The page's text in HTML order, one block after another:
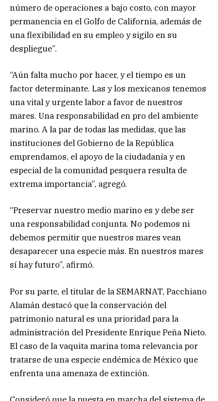
número de operaciones a bajo costo, con mayor
permanencia en el Golfo de California, además de
una flexibilidad en su empleo y sigilo en su
despliegue”.
“Aún falta mucho por hacer, y el tiempo es un
factor determinante. Las y los mexicanos tenemos
una vital y urgente labor a favor de nuestros
mares. Una responsabilidad en pro del ambiente
marino. A la par de todas las medidas, que las
instituciones del Gobierno de la República
emprendamos, el apoyo de la ciudadanía y en
especial de la comunidad pesquera resulta de
extrema importancia”, agregó.
“Preservar nuestro medio marino es y debe ser
una responsabilidad conjunta. No podemos ni
debemos permitir que nuestros mares vean
desaparecer una especie más. En nuestros mares
sí hay futuro”, afirmó.
Por su parte, el titular de la SEMARNAT, Pacchiano
Alamán destacó que la conservación del
patrimonio natural es una prioridad para la
administración del Presidente Enrique Peña Nieto.
El caso de la vaquita marina toma relevancia por
tratarse de una especie endémica de México que
enfrenta una amenaza de extinción.